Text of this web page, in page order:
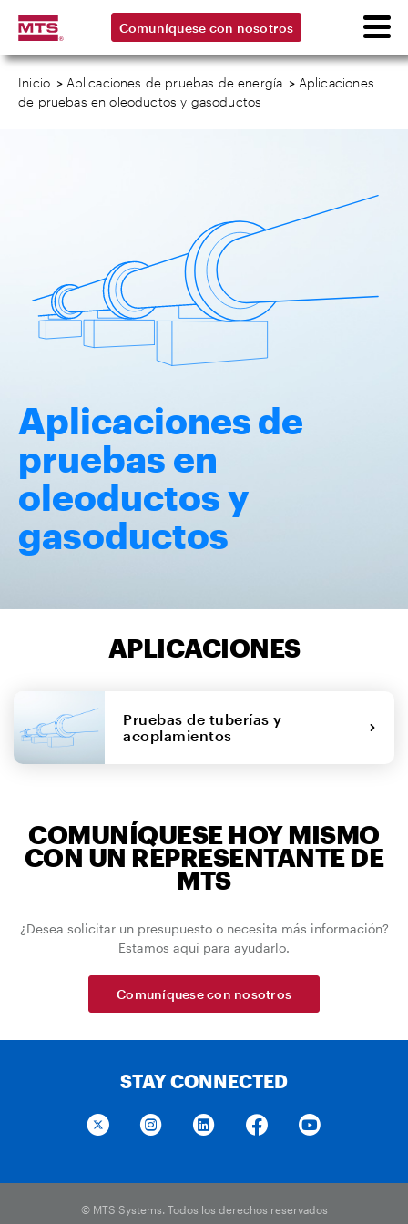
Comuníquese con nosotros
Inicio > Aplicaciones de pruebas de energía > Aplicaciones
de pruebas en oleoductos y gasoductos
Aplicaciones de
pruebas en
oleoductos y
gasoductos
APLICACIONES
Pruebas de tuberías y
acoplamientos
COMUNÍQUESE HOY MISMO
CON UN REPRESENTANTE DE
MTS
¿Desea solicitar un presupuesto o necesita más información?
Estamos aquí para ayudarlo.
Comuníquese con nosotros
STAY CONNECTED
© MTS Systems. Todos los derechos reservados